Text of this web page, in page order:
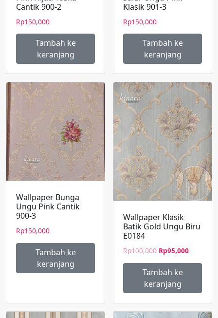
Cantik 900-2
Rp150,000
Tambah ke
keranjang
Klasik 901-3
Rp150,000
Tambah ke
keranjang
Wallpaper Bunga
Ungu Pink Cantik
900-3
Rp150,000
Tambah ke
keranjang
Wallpaper Klasik
Batik Gold Ungu Biru
E0184
Rp100,000 Harga
adalah:
Rp100,000.
Rp95,000Harga
Tambah ke
keranjang